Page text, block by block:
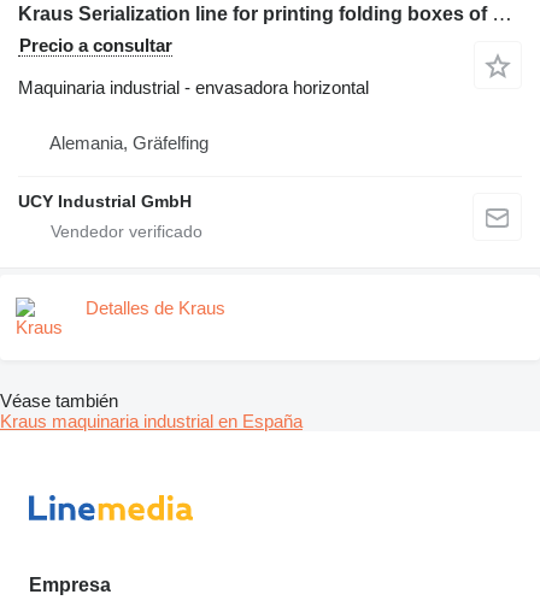
Kraus Serialization line for printing folding boxes of medicines
Precio a consultar
Maquinaria industrial - envasadora horizontal
Alemania, Gräfelfing
UCY Industrial GmbH
Detalles de Kraus
Véase también
Kraus maquinaria industrial en España
Empresa